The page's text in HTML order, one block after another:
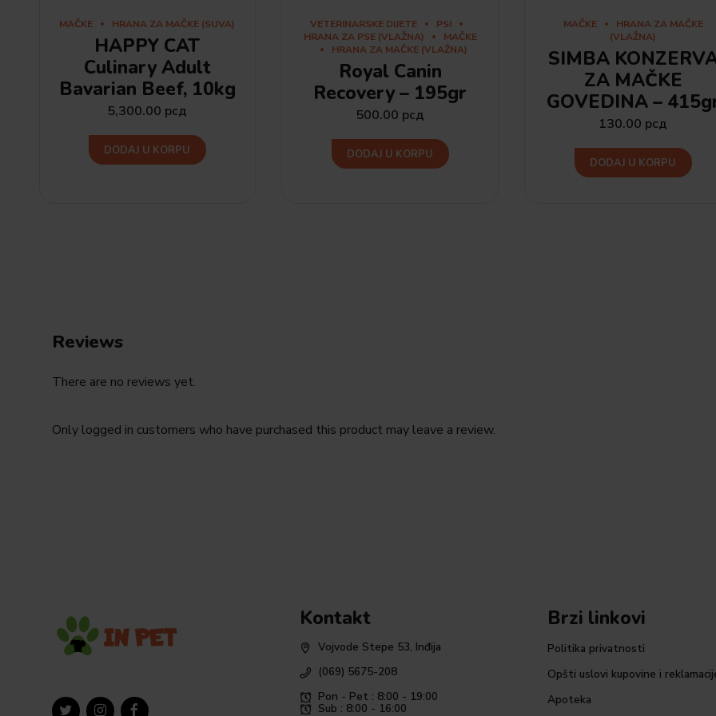
MAČKE HRANA ZA MAČKE (SUVA)
HAPPY CAT
Culinary Adult
Bavarian Beef, 10kg
5,300.00 рсд
DODAJ U KORPU
VETERINARSKE DIJETE
PSI
HRANA ZA PSE (VLAŽNA)
MAČKE
HRANA ZA MAČKE (VLAŽNA)
Royal Canin
Recovery – 195gr
500.00 рсд
DODAJ U KORPU
MAČKE
HRANA ZA MAČKE
(VLAŽNA)
SIMBA
ZA MAČKE
GOVEDINA –
130.00 рсд
DODAJ U KORPU
Reviews
There are no reviews yet.
Only logged in customers who have purchased this product may leave a review.
Kontakt
Vojvode Stepe 53, Inđija
(069) 5675-208
Pon - Pet : 8:00 - 19:00
Sub : 8:00 - 16:00
Brzi linkovi
Politika privatnosti
Opšti uslovi kupovine i
Apoteka